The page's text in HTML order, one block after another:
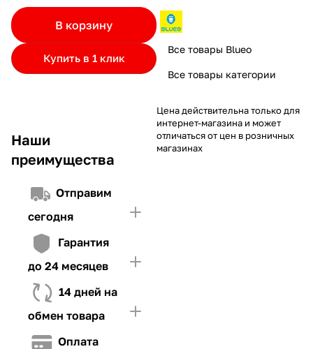
В корзину
Купить в 1 клик
Наши
преимущества
Отправим
сегодня
Гарантия
до 24 месяцев
14 дней на
обмен товара
Оплата
и Первого взноса (в случае необходимости)
Если лимит ниже стоимости товара, недостающую
сумму нужно внести Первым взносом
4. Иметь достаточно средств для внесения первой части платежа
и Первого взноса (в случае необходимости)
Все товары Blueo
Все товары категории
Цена действительна только для
интернет-магазина и может
отличаться от цен в розничных
магазинах